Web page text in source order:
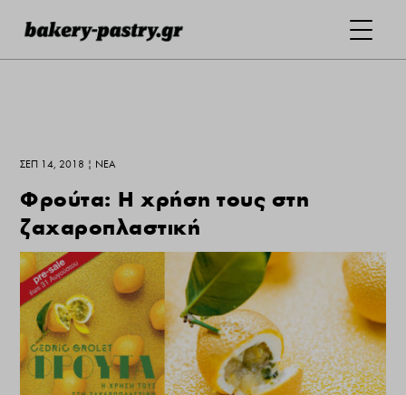
ΣΕΠ 14, 2018 | ΝΕΑ
Φρούτα: Η χρήση τους στη
ζαχαροπλαστική